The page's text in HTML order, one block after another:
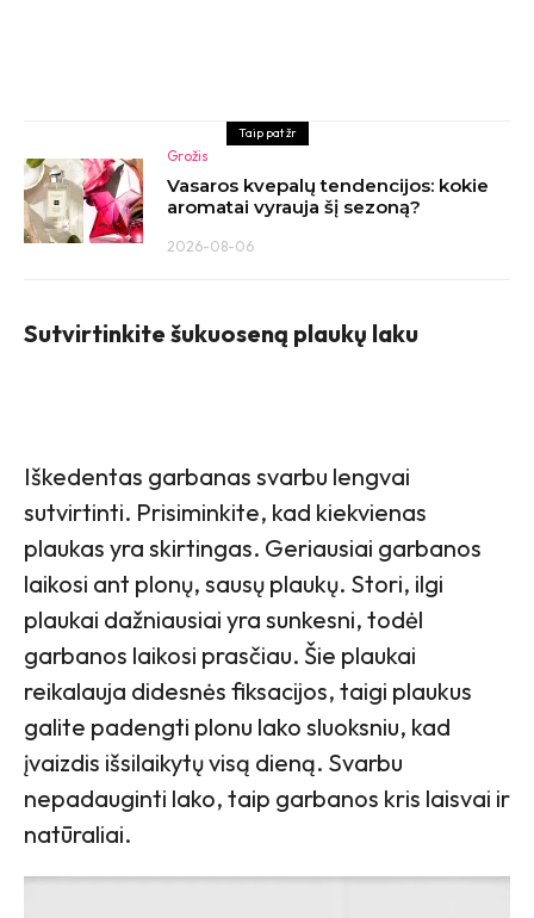
Taip pat žr
Grožis
Vasaros kvepalų tendencijos: kokie
aromatai vyrauja šį sezoną?
2026-08-06
Sutvirtinkite šukuoseną plaukų laku
Iškedentas garbanas svarbu lengvai
sutvirtinti. Prisiminkite, kad kiekvienas
plaukas yra skirtingas. Geriausiai garbanos
laikosi ant plonų, sausų plaukų. Stori, ilgi
plaukai dažniausiai yra sunkesni, todėl
garbanos laikosi prasčiau. Šie plaukai
reikalauja didesnės fiksacijos, taigi plaukus
galite padengti plonu lako sluoksniu, kad
įvaizdis išsilaikytų visą dieną. Svarbu
nepadauginti lako, taip garbanos kris laisvai ir
natūraliai.